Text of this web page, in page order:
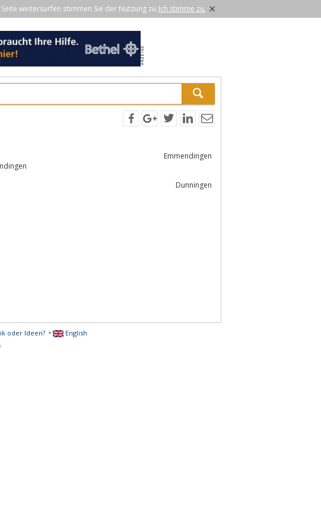
weitersurfen stimmen Sie der Nutzung zu.Ich stimme zu. ×
Emmendingen
Dunningen
oder Ideen?• English